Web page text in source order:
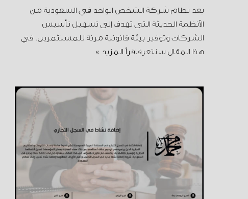
يعد نظام شركة الشخص الواحد في السعودية من
الأنظمة الحديثة التي تهدف إلى تسهيل تأسيس
الشركات وتوفير بيئة قانونية مرنة للمستثمرين. في
هذا المقال سنتعرفاقرأ المزيد »